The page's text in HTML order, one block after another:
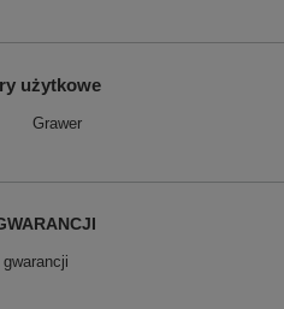
użytkowe
Grawer